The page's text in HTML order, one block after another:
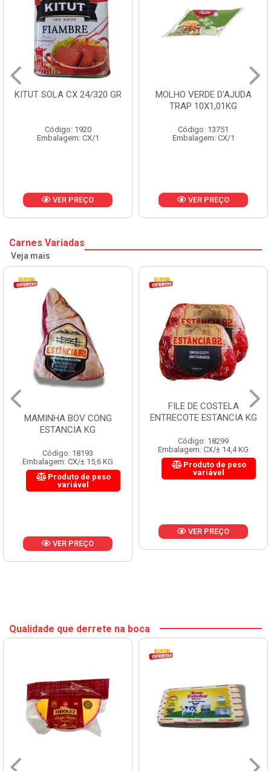
CX 24/320 GR
Código: 1920
CX/1
VER PREÇO
MOLHO VERDE D'AJUDA
TRAP 10X1,01KG
Código: 13751
Embalagem: CX/1
VER PREÇO
Carnes Variadas
Veja mais
MAMINHA BOV CONG
ESTANCIA KG
Código: 18193
Embalagem: CX/± 15,6 KG
Produto de peso
variável
VER PREÇO
FILE DE COSTELA
ENTRECOTE ESTANCIA KG
Código: 18299
Embalagem: CX/± 14,4 KG
Produto de peso
variável
VER PREÇO
Qualidade que derrete na boca